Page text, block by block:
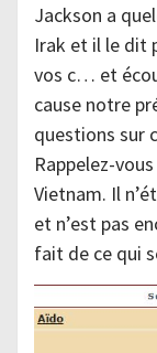
Jackson a
Irak et il le dit
vos c… et
cause notre
questions sur
Rappelez-
Vietnam. Il
et n’est pas
fait de ce qui